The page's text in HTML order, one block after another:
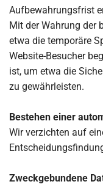
Aufbewahrungsfrist
Mit der Wahrung der
etwa die temporäre
Website-Besucher
ist, um etwa die
zu gewährleisten.
Bestehen einer
Wir verzichten auf
Zweckgebundene